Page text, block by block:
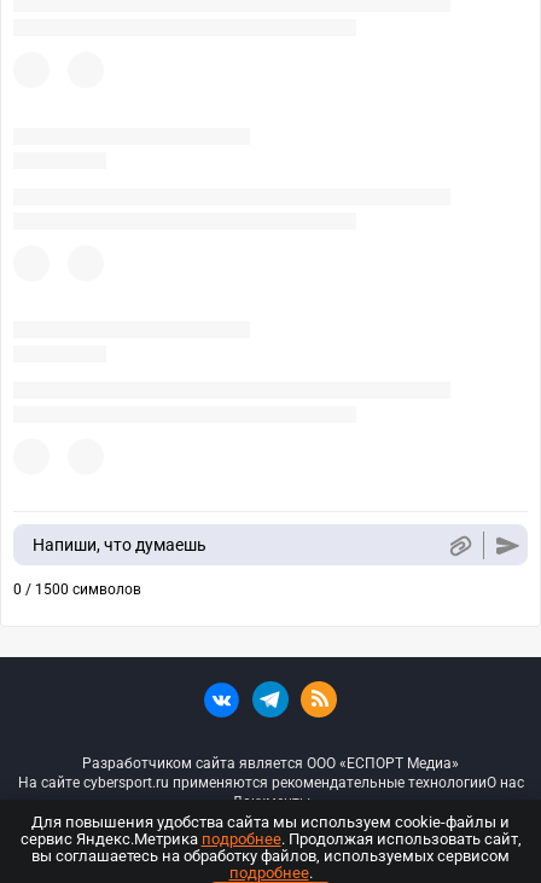
Напиши, что думаешь
0 / 1500 символов
Разработчиком сайта является ООО «ЕСПОРТ Медиа»
На сайте cybersport.ru применяются рекомендательные технологииО нас
Документы
© ООО «Киберспорт.ру» — Все права защищены
Для повышения удобства сайта мы используем cookie-файлы и
сервис Яндекс.Метрика подробнее. Продолжая использовать сайт,
вы соглашаетесь на обработку файлов, используемых сервисом
подробнее.